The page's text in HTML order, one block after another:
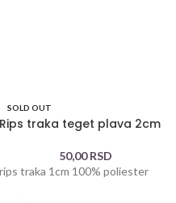
SOLD OUT
Rips traka teget plava 2cm
50,00RSD
rips traka 1cm 100% poliester